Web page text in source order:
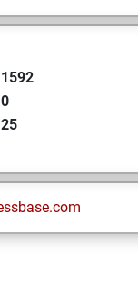
1592
0
25